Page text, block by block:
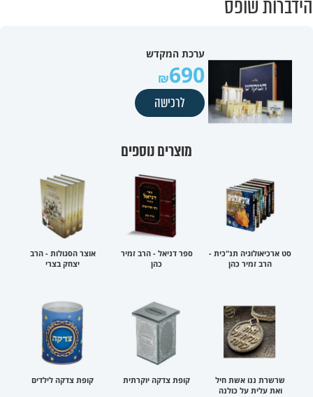
הידברות שופס
ערכת המקדש
690
לרכישה
מוצרים נוספים
סט ארכיאולוגיה תנ"כית -
הרב זמיר כהן
ספר דניאל - הרב זמיר
כהן
אוצר הסגולות - הרב
יצחק בצרי
שרשרת ננו אשת חיל
ואת עלית על כולנה
קופת צדקה יוקרתית קופת צדקה לילדים